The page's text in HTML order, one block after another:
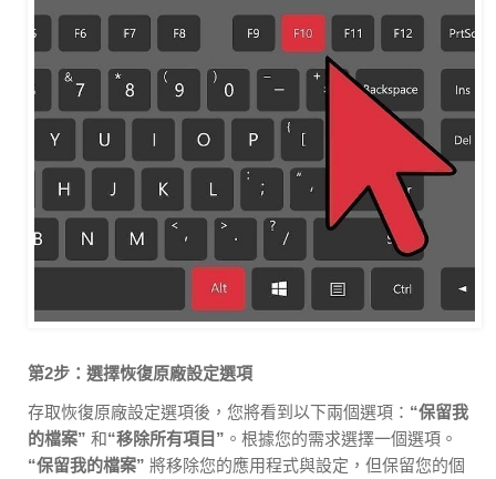
第2步：選擇恢復原廠設定選項
存取恢復原廠設定選項後，您將看到以下兩個選項： “保留我
的檔案” 和“移除所有項目” 。根據您的需求選擇一個選項。
“保留我的檔案” 將移除您的應用程式與設定，但保留您的個